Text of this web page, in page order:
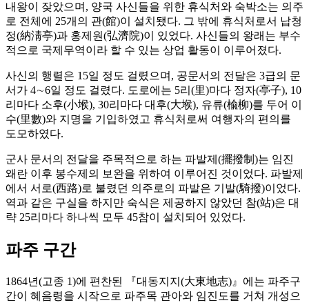
내왕이 잦았으며, 양국 사신들을 위한 휴식처와 숙박소는 의주
로 전체에 25개의 관(館)이 설치됐다. 그 밖에 휴식처로서 납청
정(納淸亭)과 홍제원(弘濟院)이 있었다. 사신들의 왕래는 부수
적으로 국제무역이라 할 수 있는 상업 활동이 이루어졌다.
사신의 행렬은 15일 정도 걸렸으며, 공문서의 전달은 3급의 문
서가 4∼6일 정도 걸렸다. 도로에는 5리(里)마다 정자(亭子), 10
리마다 소후(小堠), 30리마다 대후(大堠), 유류(楡柳)를 두어 이
수(里數)와 지명을 기입하였고 휴식처로써 여행자의 편의를
도모하였다.
군사 문서의 전달을 주목적으로 하는 파발제(擺撥制)는 임진
왜란 이후 봉수제의 보완을 위하여 이루어진 것이었다. 파발제
에서 서로(西路)로 불렸던 의주로의 파발은 기발(騎撥)이었다.
역과 같은 구실을 하지만 숙식은 제공하지 않았던 참(站)은 대
략 25리마다 하나씩 모두 45참이 설치되어 있었다.
파주 구간
1864년(고종 1)에 편찬된 『대동지지(大東地志)』에는 파주구
간이 혜음령을 시작으로 파주목 관아와 임진도를 거쳐 개성으